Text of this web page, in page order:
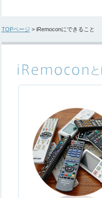
TOPページ > iRemoconにできること